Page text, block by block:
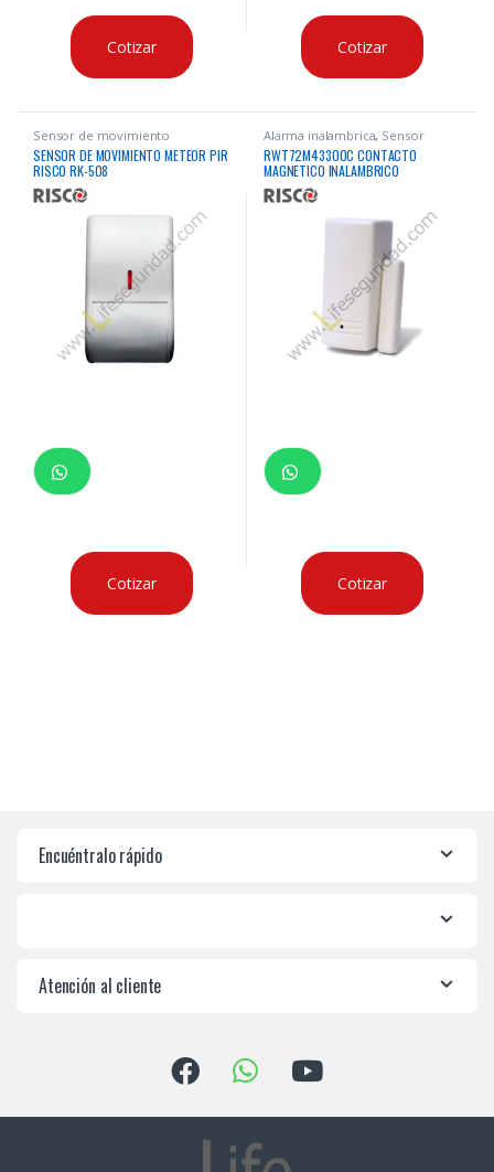
Cotizar Cotizar
Sensor de movimiento
SENSOR DE MOVIMIENTO METEOR PIR
RISCO RK-508
Cotizar
Alarma inalambrica, Sensor
magnetico
RWT72M43300C CONTACTO
MAGNETICO INALAMBRICO
Cotizar
Encuéntralo rápido
Atención al cliente